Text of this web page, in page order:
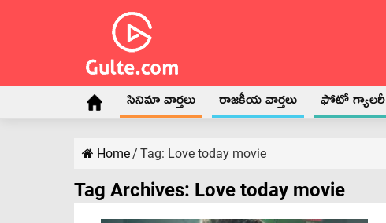
సినిమా వార్తలు రాజకీయ వార్తలు ఫోటో గ్యాలరీ
Home/ Tag: Love today movie
Tag Archives: Love today movie